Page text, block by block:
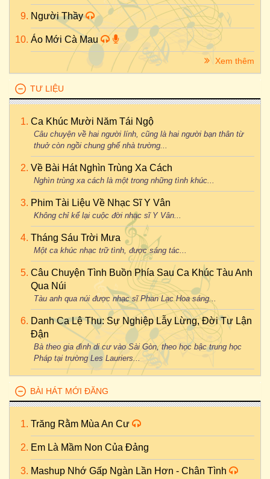
Người Thầy
Áo Mới Cà Mau
Xem thêm
TƯ LIỆU
Ca Khúc Mười Năm Tái Ngộ
Câu chuyện về hai người lính, cũng là hai người bạn thân từ
thuở còn ngồi chung ghế nhà trường...
Về Bài Hát Nghìn Trùng Xa Cách
Nghìn trùng xa cách là một trong những tình khúc...
Phim Tài Liệu Về Nhạc Sĩ Y Vân
Không chỉ kể lại cuộc đời nhạc sĩ Y Vân...
Tháng Sáu Trời Mưa
Một ca khúc nhạc trữ tình, được sáng tác...
Câu Chuyện Tình Buồn Phía Sau Ca Khúc Tàu Anh
Qua Núi
Tàu anh qua núi được nhạc sĩ Phan Lạc Hoa sáng...
Danh Ca Lệ Thu: Sự Nghiệp Lẫy Lừng, Đời Tư Lận
Đận
Bà theo gia đình di cư vào Sài Gòn, theo học bậc trung học
Pháp tại trường Les Lauriers...
BÀI HÁT MỚI ĐĂNG
Trăng Rằm Mùa An Cư
Em Là Mầm Non Của Đảng
Mashup Nhớ Gấp Ngàn Lần Hơn - Chân Tình